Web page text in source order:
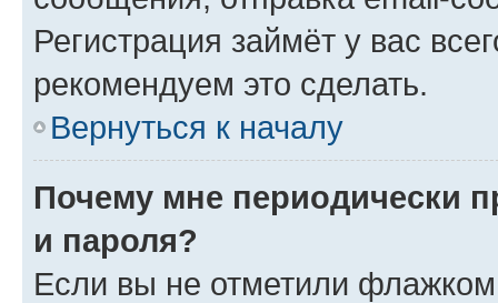
Регистрация займёт у вас
рекомендуем это сделать.
Вернуться к началу
Почему мне периодически
и пароля?
Если вы не отметили